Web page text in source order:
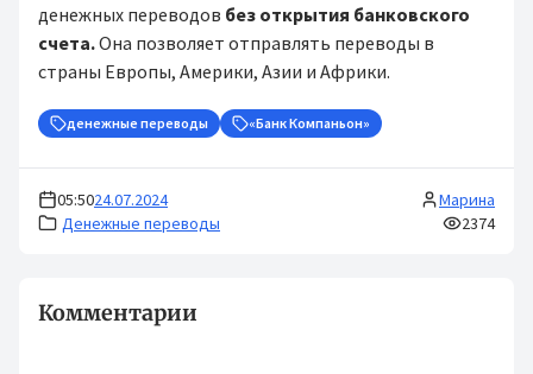
денежных переводов без открытия банковского
счета.Она позволяет отправлять переводы в
страны Европы, Америки, Азии и Африки.
денежные переводы «Банк Компаньон»
05:5024.07.2024
Денежные переводы
Марина
2374
Комментарии